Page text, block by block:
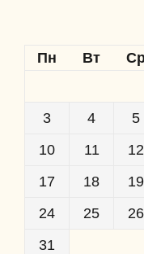
Пн Вт
3
4 5
10
11 12
17
18 19
24
25 26
31